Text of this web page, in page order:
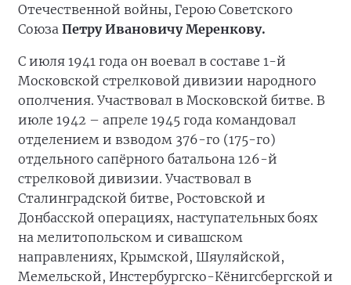
Отечественной войны, Герою Советского
Союза Петру Ивановичу Меренкову.
С июля 1941 года он воевал в составе 1-й
Московской стрелковой дивизии народного
ополчения. Участвовал в Московской битве. В
июле 1942 – апреле 1945 года командовал
отделением и взводом 376-го (175-го)
отдельного сапёрного батальона 126-й
стрелковой дивизии. Участвовал в
Сталинградской битве, Ростовской и
Донбасской операциях, наступательных боях
на мелитопольском и сивашском
направлениях, Крымской, Шяуляйской,
Мемельской, Инстербургско-Кёнигсбергской и